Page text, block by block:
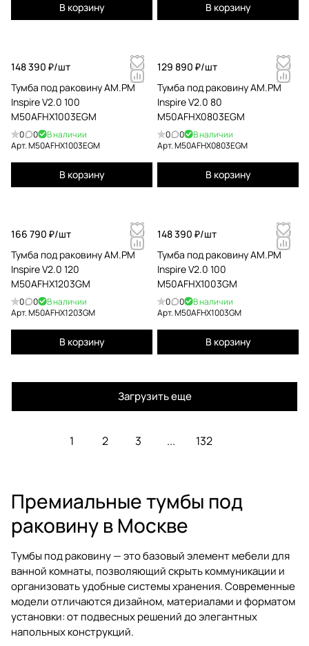
В корзину В корзину
148 390 ₽/шт
Тумба под раковину AM.PM
Inspire V2.0 100
M50AFHX1003EGM
0 0
В наличии
Арт.M50AFHX1003EGM
В корзину
129 890 ₽/шт
Тумба под раковину AM.PM
Inspire V2.0 80
M50AFHX0803EGM
0 0
В наличии
Арт.M50AFHX0803EGM
В корзину
166 790 ₽/шт
Тумба под раковину AM.PM
Inspire V2.0 120
M50AFHX1203GM
0 0
В наличии
Арт.M50AFHX1203GM
В корзину
148 390 ₽/шт
Тумба под раковину AM.PM
Inspire V2.0 100
M50AFHX1003GM
0 0
В наличии
Арт.M50AFHX1003GM
В корзину
Загрузить еще
1 2 3 ... 132
Премиальные тумбы под
раковину в Москве
Тумбы под раковину — это базовый элемент мебели для
ванной комнаты, позволяющий скрыть коммуникации и
организовать удобные системы хранения. Современные
модели отличаются дизайном, материалами и форматом
установки: от подвесных решений до элегантных
напольных конструкций.